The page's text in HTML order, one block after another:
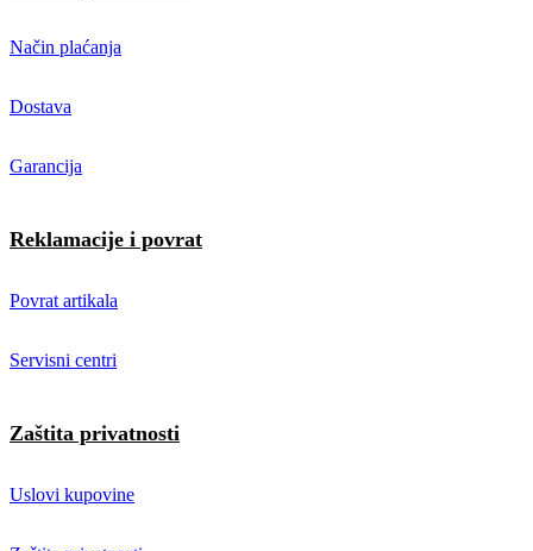
Način plaćanja
Dostava
Garancija
Reklamacije i povrat
Povrat artikala
Servisni centri
Zaštita privatnosti
Uslovi kupovine